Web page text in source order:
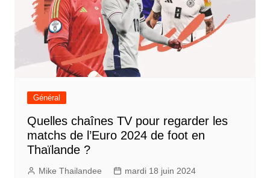
Général
Quelles chaînes TV pour regarder les
matchs de l’Euro 2024 de foot en
Thaïlande ?
Mike Thailandee mardi 18 juin 2024